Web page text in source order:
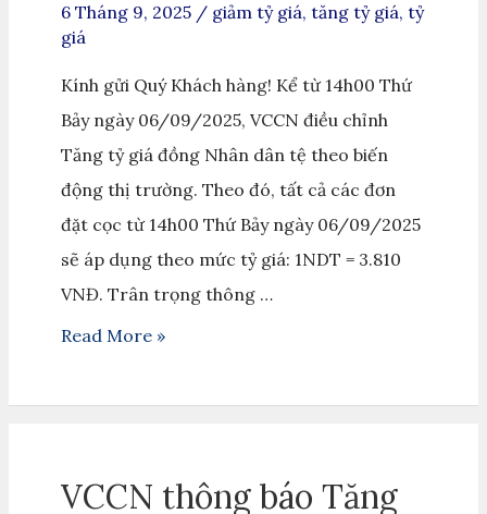
6 Tháng 9, 2025 / giảm tỷ giá,tăng tỷ giá,tỷ
giá
Kính gửi Quý Khách hàng! Kể từ 14h00 Thứ
Bảy ngày 06/09/2025, VCCN điều chỉnh
Tăng tỷ giá đồng Nhân dân tệ theo biến
động thị trường. Theo đó, tất cả các đơn
đặt cọc từ 14h00 Thứ Bảy ngày 06/09/2025
sẽ áp dụng theo mức tỷ giá: 1NDT = 3.810
VNĐ. Trân trọng thông …
Read More »
VCCN thông báo Tăng